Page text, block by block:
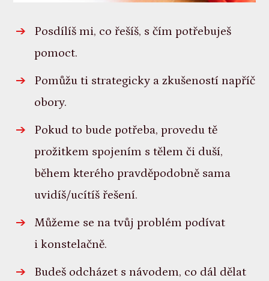
Posdílíš mi, co řešíš, s čím potřebuješ
pomoct.
Pomůžu ti strategicky a zkušeností napříč
obory.
Pokud to bude potřeba, provedu tě
prožitkem spojením s tělem či duší,
během kterého pravděpodobně sama
uvidíš/ucítíš řešení.
Můžeme se na tvůj problém podívat
i konstelačně.
Budeš odcházet s návodem, co dál dělat